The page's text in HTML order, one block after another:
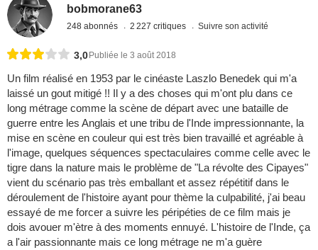
bobmorane63
248 abonnés 2 227 critiques Suivre son activité
3,0 Publiée le 3 août 2018
Un film réalisé en 1953 par le cinéaste Laszlo Benedek qui m'a
laissé un gout mitigé !! Il y a des choses qui m'ont plu dans ce
long métrage comme la scène de départ avec une bataille de
guerre entre les Anglais et une tribu de l'Inde impressionnante, la
mise en scène en couleur qui est très bien travaillé et agréable à
l'image, quelques séquences spectaculaires comme celle avec le
tigre dans la nature mais le problème de "La révolte des Cipayes"
vient du scénario pas très emballant et assez répétitif dans le
déroulement de l'histoire ayant pour thème la culpabilité, j'ai beau
essayé de me forcer a suivre les péripéties de ce film mais je
dois avouer m'ètre à des moments ennuyé. L'histoire de l'Inde, ça
a l'air passionnante mais ce long métrage ne m'a guère